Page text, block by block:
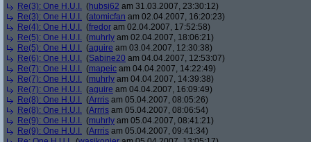
Re(3): One H.U.I. (hubsi62 am 31.03.2007, 23:30:12)
Re(3): One H.U.I. (atomicfan am 02.04.2007, 16:20:23)
Re(4): One H.U.I. (fredor am 02.04.2007, 17:52:58)
Re(5): One H.U.I. (muhrly am 02.04.2007, 18:06:21)
Re(5): One H.U.I. (aguire am 03.04.2007, 12:30:38)
Re(6): One H.U.I. (Sabine20 am 04.04.2007, 12:53:07)
Re(7): One H.U.I. (mapeic am 04.04.2007, 14:22:49)
Re(7): One H.U.I. (muhrly am 04.04.2007, 14:39:38)
Re(7): One H.U.I. (aguire am 04.04.2007, 16:09:49)
Re(8): One H.U.I. (Arrris am 05.04.2007, 08:05:26)
Re(8): One H.U.I. (Arrris am 05.04.2007, 08:06:54)
Re(9): One H.U.I. (muhrly am 05.04.2007, 08:41:21)
Re(9): One H.U.I. (Arrris am 05.04.2007, 09:41:34)